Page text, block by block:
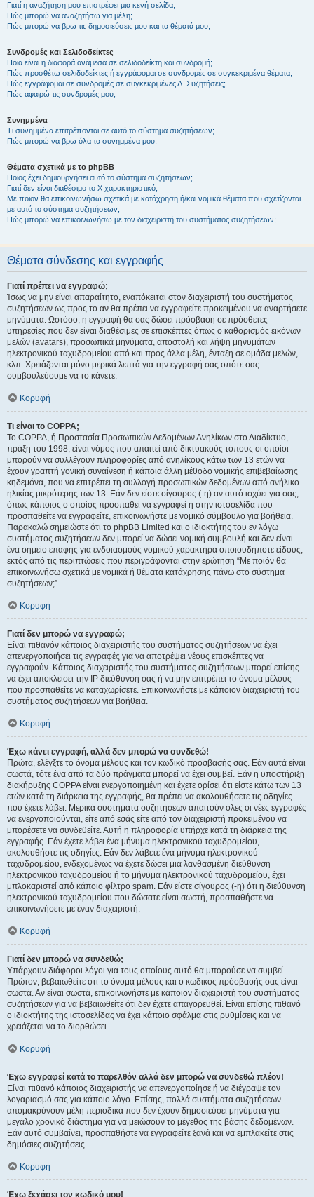
Γιατί η αναζήτηση μου επιστρέφει μια κενή σελίδα;
Πώς μπορώ να αναζητήσω για μέλη;
Πώς μπορώ να βρω τις δημοσιεύσεις μου και τα θέματά μου;
Συνδρομές και Σελιδοδείκτες
Ποια είναι η διαφορά ανάμεσα σε σελιδοδείκτη και συνδρομή;
Πώς προσθέτω σελιδοδείκτες ή εγγράφομαι σε συνδρομές σε συγκεκριμένα θέματα;
Πώς εγγράφομαι σε συνδρομές σε συγκεκριμένες Δ. Συζητήσεις;
Πώς αφαιρώ τις συνδρομές μου;
Συνημμένα
Τι συνημμένα επιτρέπονται σε αυτό το σύστημα συζητήσεων;
Πώς μπορώ να βρω όλα τα συνημμένα μου;
Θέματα σχετικά με το phpBB
Ποιος έχει δημιουργήσει αυτό το σύστημα συζητήσεων;
Γιατί δεν είναι διαθέσιμο το Χ χαρακτηριστικό;
Με ποιον θα επικοινωνήσω σχετικά με κατάχρηση ή/και νομικά θέματα που σχετίζονται
με αυτό το σύστημα συζητήσεων;
Πώς μπορώ να επικοινωνήσω με τον διαχειριστή του συστήματος συζητήσεων;
Θέματα σύνδεσης και εγγραφής
Γιατί πρέπει να εγγραφώ;
Ίσως να μην είναι απαραίτητο, εναπόκειται στον διαχειριστή του συστήματος
συζητήσεων ως προς το αν θα πρέπει να εγγραφείτε προκειμένου να αναρτήσετε
μηνύματα. Ωστόσο, η εγγραφή θα σας δώσει πρόσβαση σε πρόσθετες
υπηρεσίες που δεν είναι διαθέσιμες σε επισκέπτες όπως ο καθορισμός εικόνων
μελών (avatars), προσωπικά μηνύματα, αποστολή και λήψη μηνυμάτων
ηλεκτρονικού ταχυδρομείου από και προς άλλα μέλη, ένταξη σε ομάδα μελών,
κλπ. Χρειάζονται μόνο μερικά λεπτά για την εγγραφή σας οπότε σας
συμβουλεύουμε να το κάνετε.
Κορυφή
Τι είναι το COPPA;
Το COPPA, ή Προστασία Προσωπικών Δεδομένων Ανηλίκων στο Διαδίκτυο,
πράξη του 1998, είναι νόμος που απαιτεί από δικτυακούς τόπους οι οποίοι
μπορούν να συλλέγουν πληροφορίες από ανηλίκους κάτω των 13 ετών να
έχουν γραπτή γονική συναίνεση ή κάποια άλλη μέθοδο νομικής επιβεβαίωσης
κηδεμόνα, που να επιτρέπει τη συλλογή προσωπικών δεδομένων από ανήλικο
ηλικίας μικρότερης των 13. Εάν δεν είστε σίγουρος (-η) αν αυτό ισχύει για σας,
όπως κάποιος ο οποίος προσπαθεί να εγγραφεί ή στην ιστοσελίδα που
προσπαθείτε να εγγραφείτε, επικοινωνήστε με νομικό σύμβουλο για βοήθεια.
Παρακαλώ σημειώστε ότι το phpBB Limited και ο ιδιοκτήτης του εν λόγω
συστήματος συζητήσεων δεν μπορεί να δώσει νομική συμβουλή και δεν είναι
ένα σημείο επαφής για ενδοιασμούς νομικού χαρακτήρα οποιουδήποτε είδους,
εκτός από τις περιπτώσεις που περιγράφονται στην ερώτηση “Με ποιόν θα
επικοινωνήσω σχετικά με νομικά ή θέματα κατάχρησης πάνω στο σύστημα
συζητήσεων;”.
Κορυφή
Γιατί δεν μπορώ να εγγραφώ;
Είναι πιθανόν κάποιος διαχειριστής του συστήματος συζητήσεων να έχει
απενεργοποιήσει τις εγγραφές για να αποτρέψει νέους επισκέπτες να
εγγραφούν. Κάποιος διαχειριστής του συστήματος συζητήσεων μπορεί επίσης
να έχει αποκλείσει την IP διεύθυνσή σας ή να μην επιτρέπει το όνομα μέλους
που προσπαθείτε να καταχωρίσετε. Επικοινωνήστε με κάποιον διαχειριστή του
συστήματος συζητήσεων για βοήθεια.
Κορυφή
Έχω κάνει εγγραφή, αλλά δεν μπορώ να συνδεθώ!
Πρώτα, ελέγξτε το όνομα μέλους και τον κωδικό πρόσβασής σας. Εάν αυτά είναι
σωστά, τότε ένα από τα δύο πράγματα μπορεί να έχει συμβεί. Εάν η υποστήριξη
διακήρυξης COPPA είναι ενεργοποιημένη και έχετε ορίσει ότι είστε κάτω των 13
ετών κατά τη διάρκεια της εγγραφής, θα πρέπει να ακολουθήσετε τις οδηγίες
που έχετε λάβει. Μερικά συστήματα συζητήσεων απαιτούν όλες οι νέες εγγραφές
να ενεργοποιούνται, είτε από εσάς είτε από τον διαχειριστή προκειμένου να
μπορέσετε να συνδεθείτε. Αυτή η πληροφορία υπήρχε κατά τη διάρκεια της
εγγραφής. Εάν έχετε λάβει ένα μήνυμα ηλεκτρονικού ταχυδρομείου,
ακολουθήστε τις οδηγίες. Εάν δεν λάβετε ένα μήνυμα ηλεκτρονικού
ταχυδρομείου, ενδεχομένως να έχετε δώσει μια λανθασμένη διεύθυνση
ηλεκτρονικού ταχυδρομείου ή το μήνυμα ηλεκτρονικού ταχυδρομείου, έχει
μπλοκαριστεί από κάποιο φίλτρο spam. Εάν είστε σίγουρος (-η) ότι η διεύθυνση
ηλεκτρονικού ταχυδρομείου που δώσατε είναι σωστή, προσπαθήστε να
επικοινωνήσετε με έναν διαχειριστή.
Κορυφή
Γιατί δεν μπορώ να συνδεθώ;
Υπάρχουν διάφοροι λόγοι για τους οποίους αυτό θα μπορούσε να συμβεί.
Πρώτον, βεβαιωθείτε ότι το όνομα μέλους και ο κωδικός πρόσβασής σας είναι
σωστά. Αν είναι σωστά, επικοινωνήστε με κάποιον διαχειριστή του συστήματος
συζητήσεων για να βεβαιωθείτε ότι δεν έχετε απαγορευθεί. Είναι επίσης πιθανό
ο ιδιοκτήτης της ιστοσελίδας να έχει κάποιο σφάλμα στις ρυθμίσεις και να
χρειάζεται να το διορθώσει.
Κορυφή
Έχω εγγραφεί κατά το παρελθόν αλλά δεν μπορώ να συνδεθώ πλέον!
Είναι πιθανό κάποιος διαχειριστής να απενεργοποίησε ή να διέγραψε τον
λογαριασμό σας για κάποιο λόγο. Επίσης, πολλά συστήματα συζητήσεων
απομακρύνουν μέλη περιοδικά που δεν έχουν δημοσιεύσει μηνύματα για
μεγάλο χρονικό διάστημα για να μειώσουν το μέγεθος της βάσης δεδομένων.
Εάν αυτό συμβαίνει, προσπαθήστε να εγγραφείτε ξανά και να εμπλακείτε στις
δημόσιες συζητήσεις.
Κορυφή
Έχω ξεχάσει τον κωδικό μου!